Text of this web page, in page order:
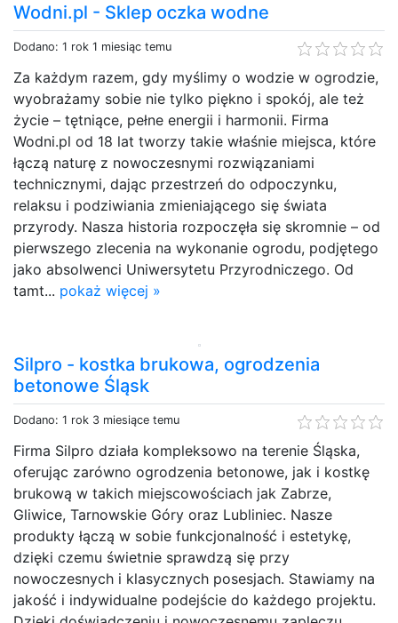
Wodni.pl - Sklep oczka wodne
Dodano: 1 rok 1 miesiąc temu
Za każdym razem, gdy myślimy o wodzie w ogrodzie,
wyobrażamy sobie nie tylko piękno i spokój, ale też
życie – tętniące, pełne energii i harmonii. Firma
Wodni.pl od 18 lat tworzy takie właśnie miejsca, które
łączą naturę z nowoczesnymi rozwiązaniami
technicznymi, dając przestrzeń do odpoczynku,
relaksu i podziwiania zmieniającego się świata
przyrody. Nasza historia rozpoczęła się skromnie – od
pierwszego zlecenia na wykonanie ogrodu, podjętego
jako absolwenci Uniwersytetu Przyrodniczego. Od
tamt... pokaż więcej »
Silpro - kostka brukowa, ogrodzenia
betonowe Śląsk
Dodano: 1 rok 3 miesiące temu
Firma Silpro działa kompleksowo na terenie Śląska,
oferując zarówno ogrodzenia betonowe, jak i kostkę
brukową w takich miejscowościach jak Zabrze,
Gliwice, Tarnowskie Góry oraz Lubliniec. Nasze
produkty łączą w sobie funkcjonalność i estetykę,
dzięki czemu świetnie sprawdzą się przy
nowoczesnych i klasycznych posesjach. Stawiamy na
jakość i indywidualne podejście do każdego projektu.